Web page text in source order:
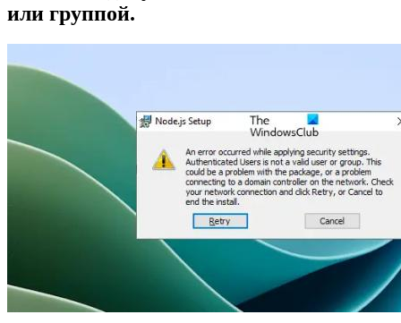
или группой.